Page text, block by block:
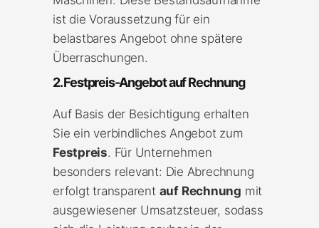
ist die Voraussetzung für ein
belastbares Angebot ohne spätere
Überraschungen.
2. Festpreis-Angebot auf Rechnung
Auf Basis der Besichtigung erhalten
Sie ein verbindliches Angebot zum
Festpreis. Für Unternehmen
besonders relevant: Die Abrechnung
erfolgt transparent auf Rechnung mit
ausgewiesener Umsatzsteuer, sodass